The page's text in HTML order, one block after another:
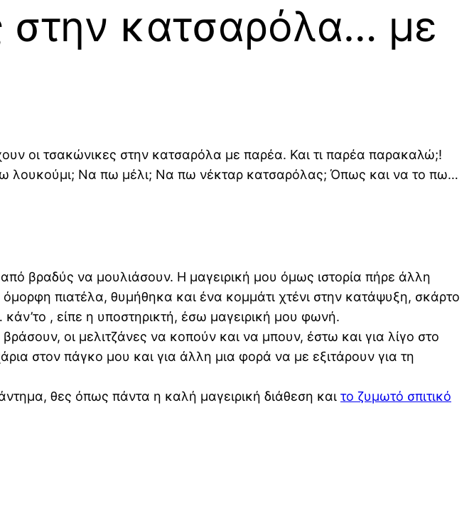
στην κατσαρόλα… με
οι τσακώνικες στην κατσαρόλα με παρέα. Και τι παρέα παρακαλώ;!
λουκούμι; Να πω μέλι; Να πω νέκταρ κατσαρόλας; Όπως και να το πω…
από βραδύς να μουλιάσουν. Η μαγειρική μου όμως ιστορία πήρε άλλη
πιατέλα, θυμήθηκα και ένα κομμάτι χτένι στην κατάψυξη, σκάρτο
, είπε η υποστηρικτή, έσω μαγειρική μου φωνή.
οι μελιτζάνες να κοπούν και να μπουν, έστω και για λίγο στο
στον πάγκο μου και για άλλη μια φορά να με εξιτάρουν για τη
θες όπως πάντα η καλή μαγειρική διάθεση και το ζυμωτό σπιτικό